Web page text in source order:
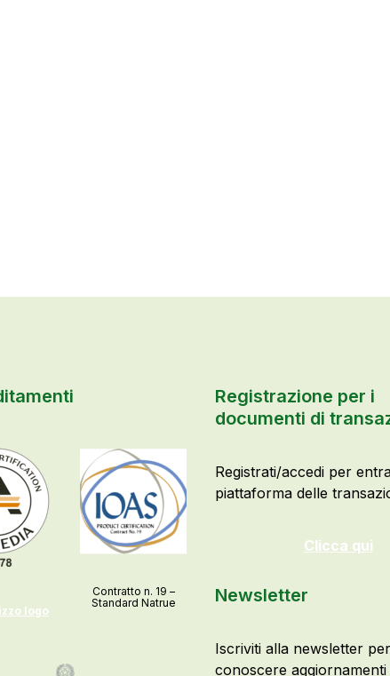
logo
Contratto n. 19 –
Standard Natrue
Registrazione per i
documenti di
Registrati/accedi per
piattaforma delle
Clicca qui
Newsletter
Iscriviti alla newsletter per
conoscere